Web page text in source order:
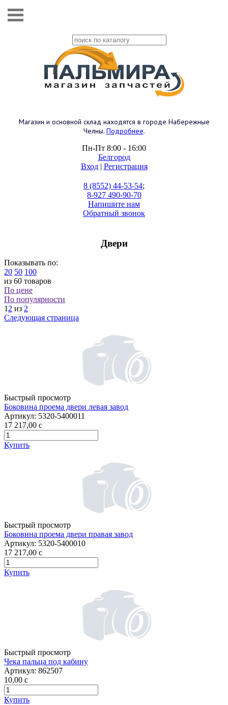
Магазин и основной склад находятся в городе Набережные
Челны. Подробнее.
Пн-Пт 8:00 - 16:00
Белгород
Вход| Регистрация
8 (8552) 44-53-54;
8-927 490-90-70
Напишите нам
Обратный звонок
Двери
Показывать по:
20 50 100
из 60 товаров
По цене
По популярности
12 из 2
Следующая страница
Быстрый просмотр
Боковина проема двери левая завод
Артикул: 5320-5400011
17 217,00 c
Купить
Быстрый просмотр
Боковина проема двери правая завод
Артикул: 5320-5400010
17 217,00 c
Купить
Быстрый просмотр
Чека пальца под кабину
Артикул: 862507
10,00 c
Купить